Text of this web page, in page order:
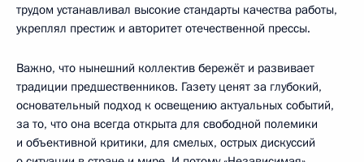
трудом устанавливал высокие стандарты качества работы,
укреплял престиж и авторитет отечественной прессы.
Важно, что нынешний коллектив бережёт и развивает
традиции предшественников. Газету ценят за глубокий,
основательный подход к освещению актуальных событий,
за то, что она всегда открыта для свободной полемики
и объективной критики, для смелых, острых дискуссий